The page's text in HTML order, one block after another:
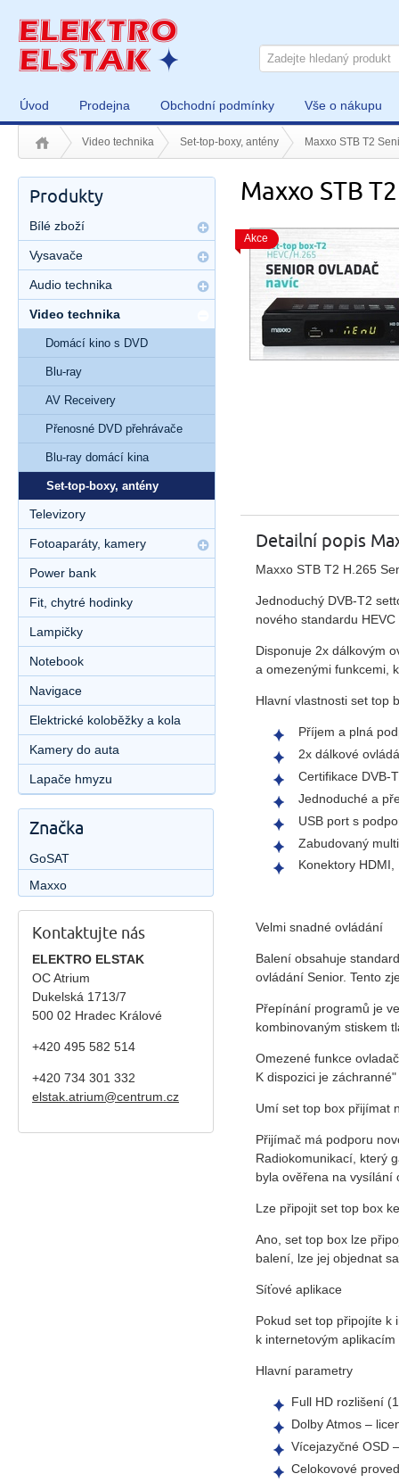
Úvod Prodejna Obchodní podmínky Vše o nákupu
Video technika Set-top-boxy, antény Maxxo STB T2
Maxxo STB
Akce
Detailní popis
Maxxo STB T2 H.265
Jednoduchý DVB-T2
nového standardu
Disponuje 2x dálkovým
a omezenými funkcemi,
Hlavní vlastnosti set top
Příjem a plná
2x dálkové
Certifikace DVB-
Jednoduché a
USB port s
Zabudovaný
Konektory HDMI,
Velmi snadné ovládání
Balení obsahuje
ovládání Senior. Tento
Přepínání programů je
kombinovaným stiskem
Omezené funkce
K dispozici je
Umí set top box přijímat
Přijímač má podporu
Radiokomunikací, který
byla ověřena na
Lze připojit set top box
Ano, set top box lze
balení, lze jej objednat
Síťové aplikace
Pokud set top připojíte k
k internetovým
Hlavní parametry
Full HD rozlišení
Dolby Atmos –
Vícejazyčné OSD
Celokovové
Produkty
Bílé zboží
Vysavače
Audio technika
Video technika
Domácí kino s DVD
Blu-ray
AV Receivery
Přenosné DVD přehrávače
Blu-ray domácí kina
Set-top-boxy, antény
Televizory
Fotoaparáty, kamery
Power bank
Fit, chytré hodinky
Lampičky
Notebook
Navigace
Elektrické koloběžky a kola
Kamery do auta
Lapače hmyzu
Značka
GoSAT
Maxxo
Kontaktujte nás
ELEKTRO ELSTAK
OC Atrium
Dukelská 1713/7
500 02 Hradec Králové
+420 495 582 514
+420 734 301 332
elstak.atrium@centrum.cz